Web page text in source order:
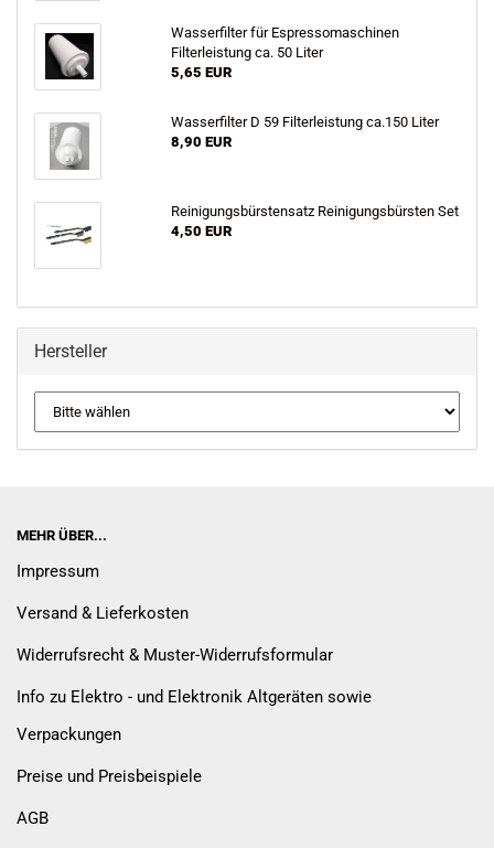
Wasserfilter für Espressomaschinen
Filterleistung ca. 50 Liter
5,65 EUR
Wasserfilter D 59 Filterleistung ca.150 Liter
8,90 EUR
Reinigungsbürstensatz Reinigungsbürsten Set
4,50 EUR
Hersteller
MEHR ÜBER...
Impressum
Versand & Lieferkosten
Widerrufsrecht & Muster-Widerrufsformular
Info zu Elektro - und Elektronik Altgeräten sowie
Verpackungen
Preise und Preisbeispiele
AGB